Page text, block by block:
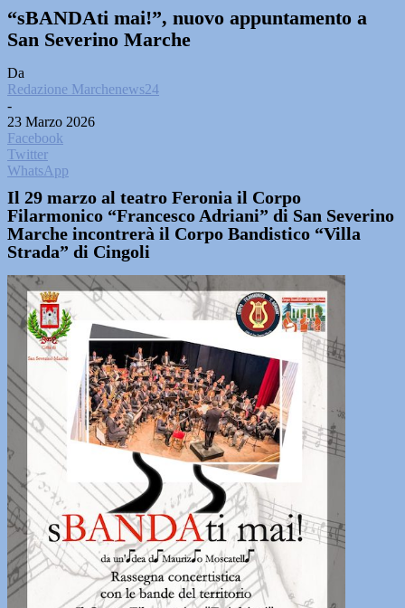
“sBANDAti mai!”, nuovo appuntamento a
San Severino Marche
Da
Redazione Marchenews24
-
23 Marzo 2026
Facebook
Twitter
WhatsApp
Il 29 marzo al teatro Feronia il Corpo
Filarmonico “Francesco Adriani” di San Severino
Marche incontrerà il Corpo Bandistico “Villa
Strada” di Cingoli